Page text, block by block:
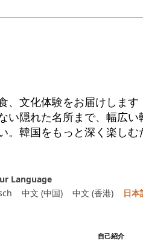
文化体験をお届けします
い隠れた名所まで、幅広
韓国をもっと深く楽しむ
Language
中文 (中国) 中文 (香港) 日本
自己紹介